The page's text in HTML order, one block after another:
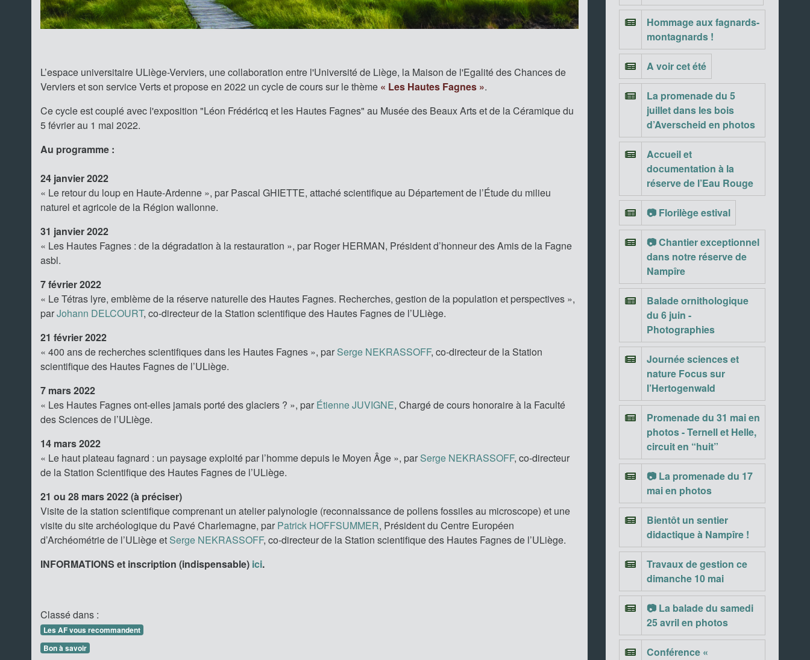
L’espace universitaire ULiège-Verviers, une collaboration entre l'Université de Liège, la Maison de l'Egalité des Chances de
Verviers et son service Verts et propose en 2022 un cycle de cours sur le thème « Les Hautes Fagnes ».
Ce cycle est couplé avec l'exposition "Léon Frédéricq et les Hautes Fagnes" au Musée des Beaux Arts et de la Céramique du
5 février au 1 mai 2022.
Au programme :
24 janvier 2022
« Le retour du loup en Haute-Ardenne », par Pascal GHIETTE, attaché scientifique au Département de l’Étude du milieu
naturel et agricole de la Région wallonne.
31 janvier 2022
« Les Hautes Fagnes : de la dégradation à la restauration », par Roger HERMAN, Président d’honneur des Amis de la Fagne
asbl.
7 février 2022
« Le Tétras lyre, emblème de la réserve naturelle des Hautes Fagnes. Recherches, gestion de la population et perspectives »,
parJohann DELCOURT, co-directeur de la Station scientifique des Hautes Fagnes de l’ULiège.
21 février 2022
« 400 ans de recherches scientifiques dans les Hautes Fagnes », par Serge NEKRASSOFF, co-directeur de la Station
scientifique des Hautes Fagnes de l’ULiège.
7 mars 2022
« Les Hautes Fagnes ont-elles jamais porté des glaciers ? », par Étienne JUVIGNE, Chargé de cours honoraire à la Faculté
des Sciences de l’ULiège.
14 mars 2022
« Le haut plateau fagnard : un paysage exploité par l’homme depuis le Moyen Âge », par Serge NEKRASSOFF, co-directeur
de la Station Scientifique des Hautes Fagnes de l’ULiège.
21 ou 28 mars 2022 (à préciser)
Visite de la station scientifique comprenant un atelier palynologie (reconnaissance de pollens fossiles au microscope) et une
visite du site archéologique du Pavé Charlemagne, par Patrick HOFFSUMMER, Président du Centre Européen
d’Archéométrie de l’ULiège et Serge NEKRASSOFF, co-directeur de la Station scientifique des Hautes Fagnes de l’ULiège.
INFORMATIONS et inscription (indispensable) ici.
Classé dans :
Les AF vous recommandent
Bon à savoir
Hommage aux fagnards-
montagnards !
A voir cet été
La promenade du 5
juillet dans les bois
d’Averscheid en photos
Accueil et
documentation à la
réserve de l’Eau Rouge
📷 Florilège estival
📷 Chantier exceptionnel
dans notre réserve de
Nampîre
Balade ornithologique
du 6 juin -
Photographies
Journée sciences et
nature Focus sur
l’Hertogenwald
Promenade du 31 mai en
photos - Ternell et Helle,
circuit en “huit”
📷 La promenade du 17
mai en photos
Bientôt un sentier
didactique à Nampîre !
Travaux de gestion ce
dimanche 10 mai
📷 La balade du samedi
25 avril en photos
Conférence «